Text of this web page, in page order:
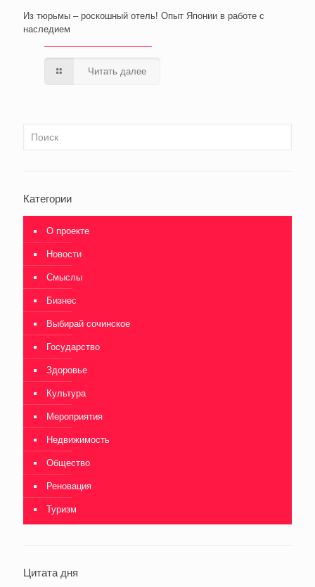
Из тюрьмы – роскошный отель! Опыт Японии в работе с
наследием
Читать далее
Категории
О проекте
Новости
Смыслы
Бизнес
Выбирай сочинское
Государство
Здоровье
Культура
Мероприятия
Недвижимость
Общество
Реновация
Туризм
Цитата дня